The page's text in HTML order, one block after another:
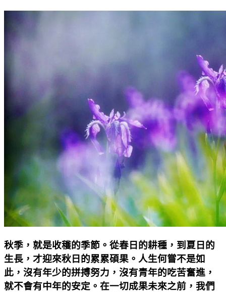
秋季，就是收穫的季節。從春日的耕種，到夏日的
生長，才迎來秋日的累累碩果。人生何嘗不是如
此，沒有年少的拼搏努力，沒有青年的吃苦奮進，
就不會有中年的安定。在一切成果未來之前，我們